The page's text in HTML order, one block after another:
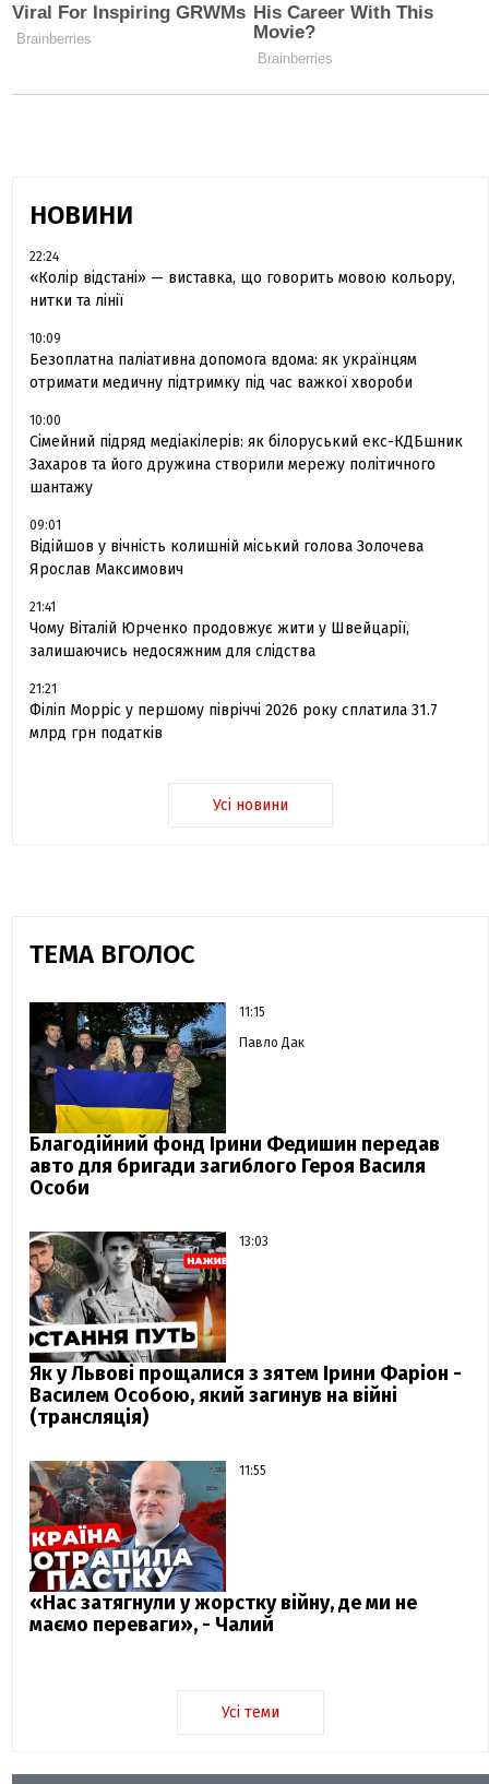
НОВИНИ
22:24
«Колір відстані» — виставка, що говорить мовою кольору,
нитки та лінії
10:09
Безоплатна паліативна допомога вдома: як українцям
отримати медичну підтримку під час важкої хвороби
10:00
Сімейний підряд медіакілерів: як білоруський екс-КДБшник
Захаров та його дружина створили мережу політичного
шантажу
09:01
Відійшов у вічність колишній міський голова Золочева
Ярослав Максимович
21:41
Чому Віталій Юрченко продовжує жити у Швейцарії,
залишаючись недосяжним для слідства
21:21
Філіп Морріс у першому півріччі 2026 року сплатила 31.7
млрд грн податків
Усі новини
ТЕМА ВГОЛОС
11:15
Павло Дак
Благодійний фонд Ірини Федишин передав
авто для бригади загиблого Героя Василя
Особи
13:03
Як у Львові прощалися з зятем Ірини Фаріон -
Василем Особою, який загинув на війні
(трансляція)
11:55
«Нас затягнули у жорстку війну, де ми не
маємо переваги», - Чалий
Усі теми